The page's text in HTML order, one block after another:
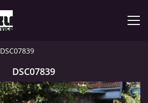
DSC07839
DSC07839